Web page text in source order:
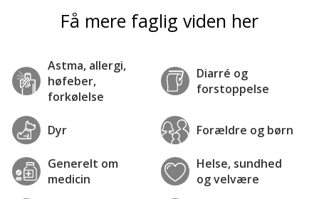
Få mere faglig viden her
Astma, allergi,
høfeber,
forkølelse
Diarré og
forstoppelse
Dyr Forældre og børn
Generelt om
medicin
Helse, sundhed
og velvære